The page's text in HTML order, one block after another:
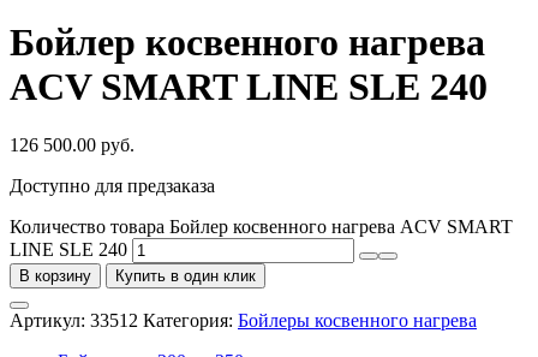
Бойлер косвенного нагрева
ACV SMART LINE SLE 240
126 500.00 руб.
Доступно для предзаказа
Количество товара Бойлер косвенного нагрева ACV SMART
LINE SLE 240
В корзину Купить в один клик
Артикул: 33512 Категория: Бойлеры косвенного нагрева